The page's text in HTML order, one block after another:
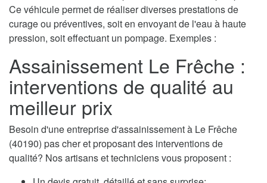
Ce véhicule permet de réaliser diverses prestations de
curage ou préventives, soit en envoyant de l'eau à haute
pression, soit effectuant un pompage. Exemples :
Assainissement Le Frêche :
interventions de qualité au
meilleur prix
Besoin d'une entreprise d'assainissement à Le Frêche
(40190) pas cher et proposant des interventions de
qualité? Nos artisans et techniciens vous proposent :